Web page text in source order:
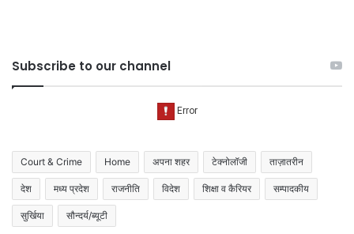
Subscribe to our channel
Court & Crime Home अपना शहर टेक्नोलॉजी ताज़ातरीन
देश मध्य प्रदेश राजनीति विदेश शिक्षा व कैरियर सम्पादकीय
सुर्खिया सौन्दर्य/ब्यूटी